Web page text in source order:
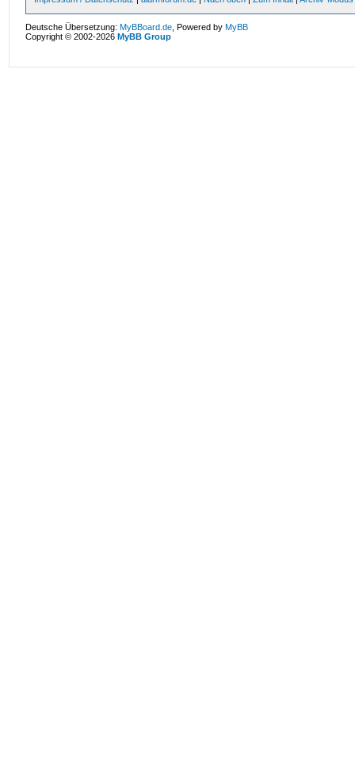
Deutsche Übersetzung:MyBBoard.de , Powered byMyBB
Copyright © 2002-2026MyBB Group